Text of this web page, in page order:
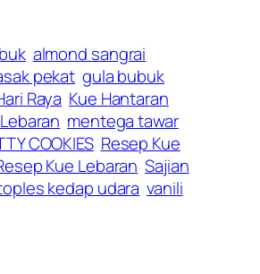
almond sangrai
pekat gula bubuk
Raya Kue Hantaran
mentega tawar
COOKIES Resep Kue
Kue Lebaran Sajian
kedap udara vanili